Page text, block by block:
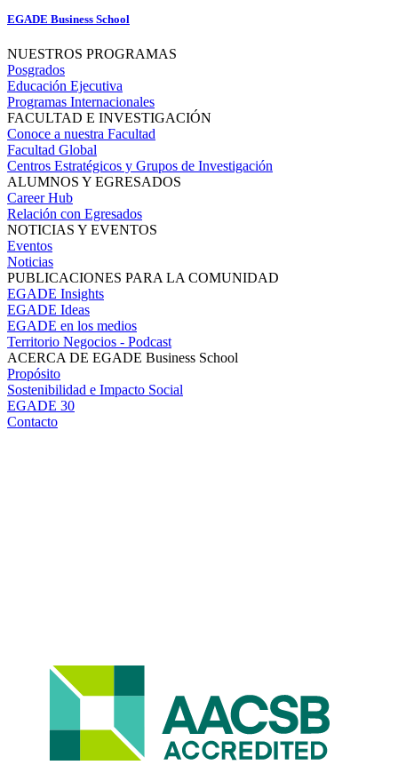
EGADE Business School
NUESTROS PROGRAMAS
Posgrados
Educación Ejecutiva
Programas Internacionales
FACULTAD E INVESTIGACIÓN
Conoce a nuestra Facultad
Facultad Global
Centros Estratégicos y Grupos de Investigación
ALUMNOS Y EGRESADOS
Career Hub
Relación con Egresados
NOTICIAS Y EVENTOS
Eventos
Noticias
PUBLICACIONES PARA LA COMUNIDAD
EGADE Insights
EGADE Ideas
EGADE en los medios
Territorio Negocios - Podcast
ACERCA DE EGADE Business School
Propósito
Sostenibilidad e Impacto Social
EGADE 30
Contacto